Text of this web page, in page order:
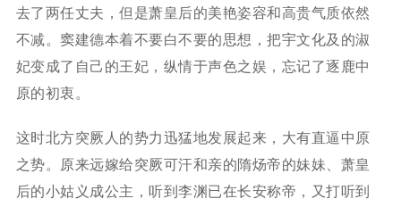
去了两任丈夫，但是萧皇后的美艳姿容和高贵气质依然
不减。窦建德本着不要白不要的思想，把宇文化及的淑
妃变成了自己的王妃，纵情于声色之娱，忘记了逐鹿中
原的初衷。
这时北方突厥人的势力迅猛地发展起来，大有直逼中原
之势。原来远嫁给突厥可汗和亲的隋炀帝的妹妹、萧皇
后的小姑义成公主，听到李渊已在长安称帝，又打听到